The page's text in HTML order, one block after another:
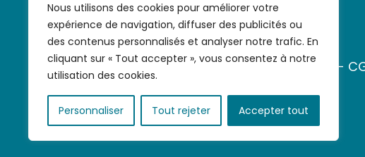
Nous utilisons des cookies pour améliorer votre
expérience de navigation, diffuser des publicités ou
des contenus personnalisés et analyser notre trafic. En
cliquant sur « Tout accepter », vous consentez à notre
utilisation des cookies.
Personnaliser Tout rejeter Accepter tout
Nous contacter -